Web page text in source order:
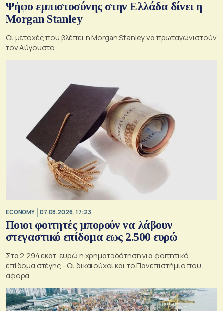
Ψήφο εμπιστοσύνης στην Ελλάδα δίνει η
Morgan Stanley
Οι μετοχές που βλέπει η Morgan Stanley να πρωταγωνιστούν
τον Αύγουστο
ECONOMY 07.08.2026, 17:23
Ποιοι φοιτητές μπορούν να λάβουν
στεγαστικό επίδομα εως 2.500 ευρώ
Στα 2,294 εκατ. ευρώ η χρηματοδότηση για φοιτητικό
επίδομα στέγης - Οι δικαιούχοι και το Πανεπιστήμιο που
αφορά